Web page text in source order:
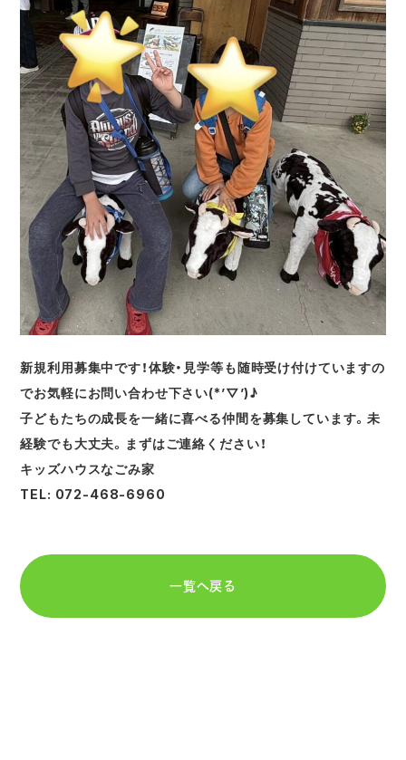
新規利用募集中です！体験・見学等も随時受け付けていますの
でお気軽にお問い合わせ下さい(*’▽’)♪
子どもたちの成長を一緒に喜べる仲間を募集しています。未
経験でも大丈夫。まずはご連絡ください！
キッズハウスなごみ家
TEL: 072-468-6960
一覧へ戻る